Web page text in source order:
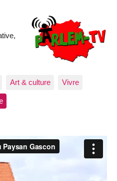
Art & culture Vivre